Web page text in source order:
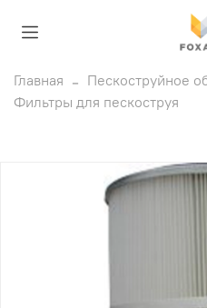
Главная
Пескоструйное
Фильтры для пескоструя